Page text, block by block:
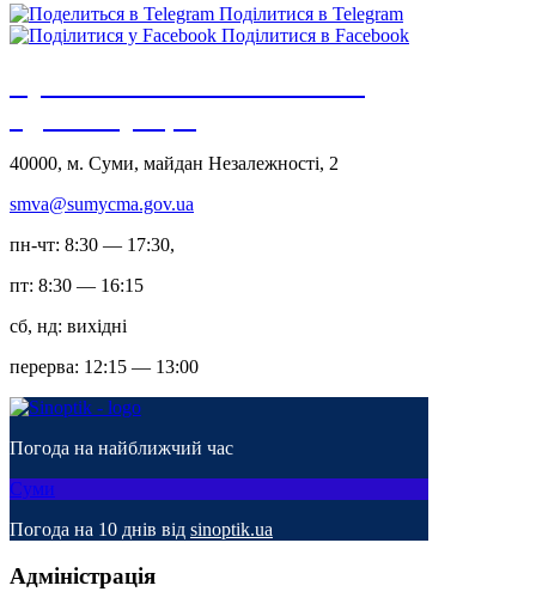
Поділитися в Telegram
Поділитися в Facebook
40000, м. Суми, майдан Незалежності, 2
smva@sumycma.gov.ua
пн-чт: 8:30 — 17:30,
пт: 8:30 — 16:15
сб, нд: вихідні
перерва: 12:15 — 13:00
Погода на найближчий час
Суми
Погода на 10 днів від sinoptik.ua
Адміністрація